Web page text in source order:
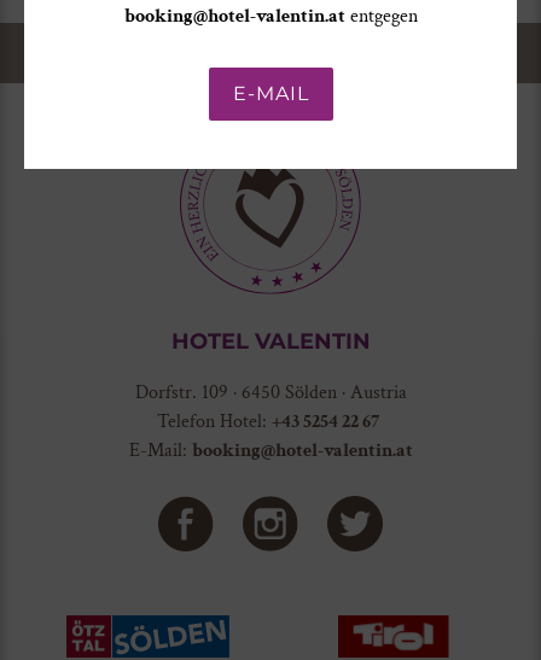
booking@hotel-valentin.atentgegen
E-MAIL
HOTEL VALENTIN
Dorfstr. 109 · 6450 Sölden · Austria
Telefon Hotel: +43 5254 22 67
E-Mail: booking@hotel-valentin.at